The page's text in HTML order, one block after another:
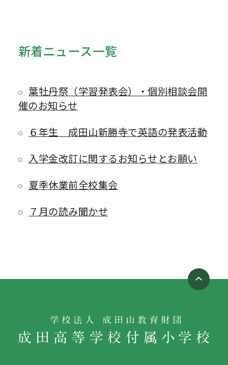
新着ニュース一覧
葉牡丹祭（学習発表会）・個別相談会開
催のお知らせ
６年生 成田山新勝寺で英語の発表活動
入学金改訂に関するお知らせとお願い
夏季休業前全校集会
７月の読み聞かせ